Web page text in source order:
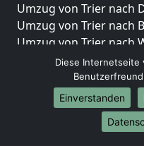
Umzug von Trier nach
Umzug von Trier nach
Umzug von Trier nach
Umzug von Trier nach
Umzug von Trier nach
Umzug von Trier nach
Internationale-
Diese Internetseite
Einverstanden